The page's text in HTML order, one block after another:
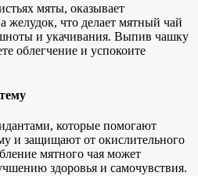
мяты, оказывает
желудок, что делает мятный чай
и укачивания. Выпив чашку
облегчение и успокоите
которые помогают
и защищают от окислительного
мятного чая может
здоровья и самочувствия.